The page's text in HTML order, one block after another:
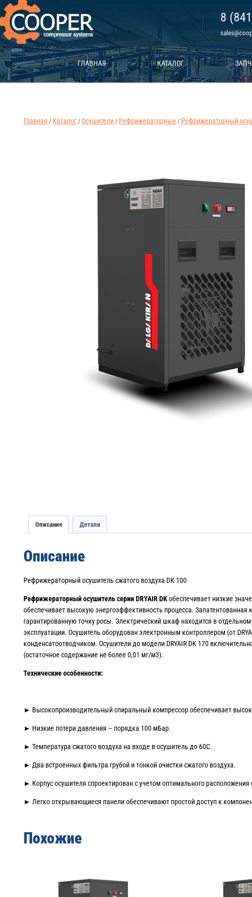
8
ГЛАВНАЯ КАТАЛОГ
Главная / Каталог / Осушители / Рефрижераторные / Рефрижераторный
Описание Детали
Описание
Рефрижераторный осушитель сжатого воздуха DK 100
Рефрижераторный осушитель серии DRYAIR DKобеспечивает низкие
обеспечивает высокую энергоэффективность процесса.
гарантированную точку росы. Электрический шкаф находится в
эксплуатации. Осушитель оборудован электронным контроллером (от
конденсатоотводчиком. Осушители до модели DRYAIR DK 170
(остаточное содержание не более 0,01 мг/м3).
Технические особенности:
► Высокопроизводительный спиральный компрессор обеспечивает
► Низкие потери давления – порядка 100 мБар.
► Температура сжатого воздуха на входе в осушитель до 60С.
► Два встроенных фильтра грубой и тонкой очистки сжатого воздуха.
► Корпус осушителя спроектирован с учетом оптимального
► Легко открывающиеся панели обеспечивают простой доступ к
Похожие